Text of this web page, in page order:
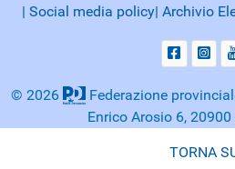
| Social media policy| Archivio
© 2026
Federazione
Enrico Arosio 6,
TORNA